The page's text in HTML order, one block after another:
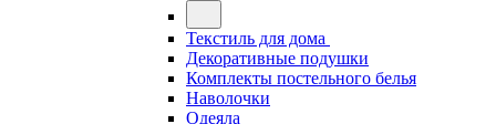
Текстиль для дома
Декоративные подушки
Комплекты постельного белья
Наволочки
Одеяла